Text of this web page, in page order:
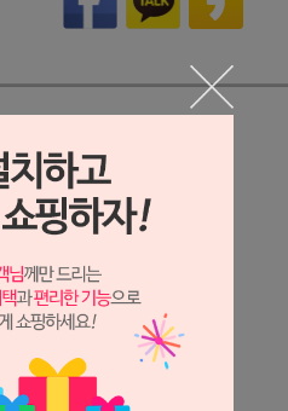
새창 열기
확대해 보실 수 있습니다.
주세요 ※
가격이 달라질 수 있으니
문 바랍니다.